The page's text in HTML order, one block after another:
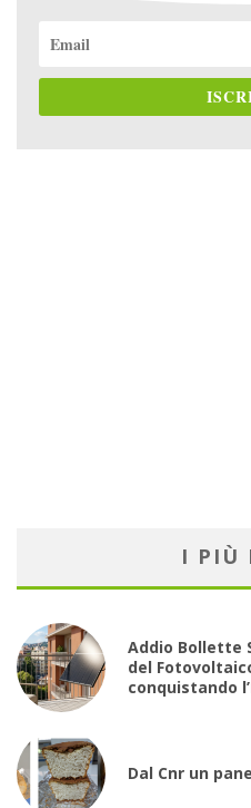
I PIÙ
Addio Bollette
del
conquistando
Dal Cnr un